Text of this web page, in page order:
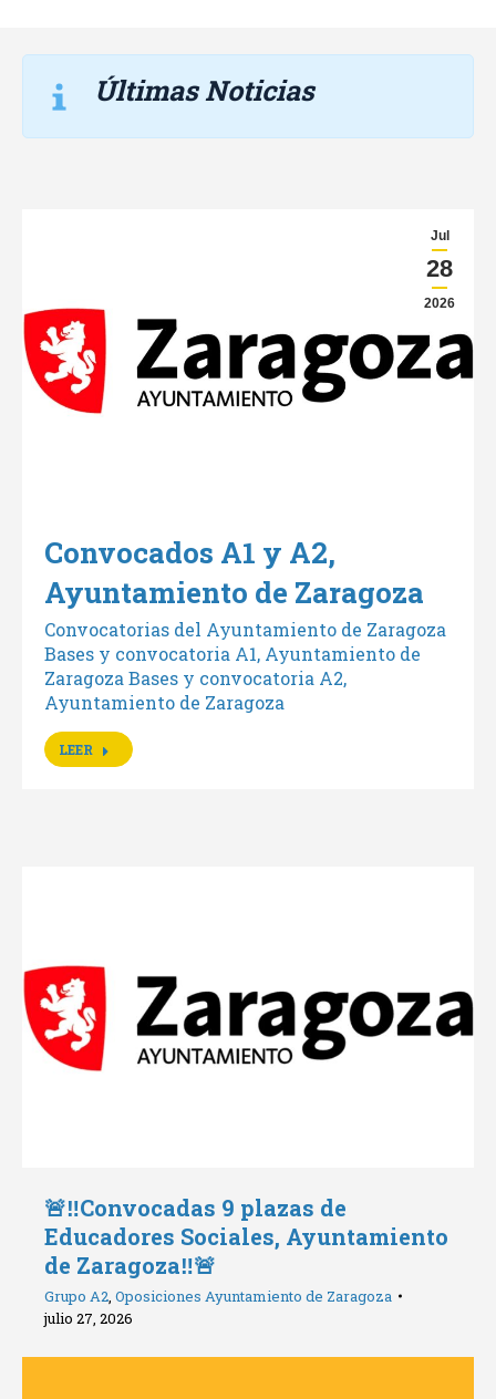
Últimas Noticias
Jul
28
2026
Convocados A1 y A2,
Ayuntamiento de Zaragoza
Convocatorias del Ayuntamiento de Zaragoza
Bases y convocatoria A1, Ayuntamiento de
Zaragoza Bases y convocatoria A2,
Ayuntamiento de Zaragoza
LEER
🚨‼️Convocadas 9 plazas de
Educadores Sociales, Ayuntamiento
de Zaragoza‼️🚨
Grupo A2, Oposiciones Ayuntamiento de Zaragoza
julio 27, 2026